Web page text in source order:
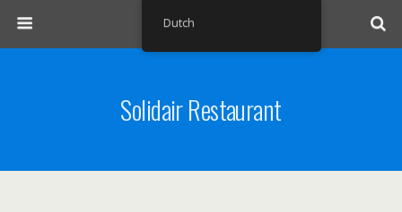
Solidair Restaurant
Dutch